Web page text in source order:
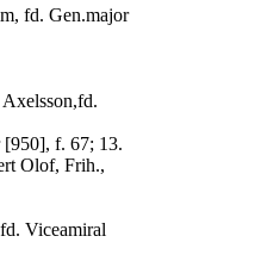
fd. Gen.major
f. 67; 13.
Olof, Frih.,
Viceamiral